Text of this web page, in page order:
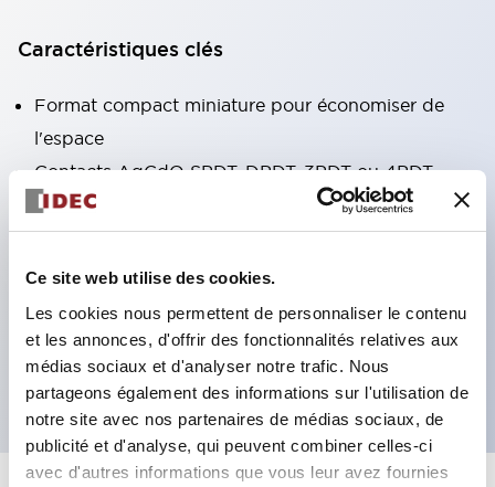
Ce site web utilise des cookies.
Les cookies nous permettent de personnaliser le contenu
et les annonces, d'offrir des fonctionnalités relatives aux
médias sociaux et d'analyser notre trafic. Nous
partageons également des informations sur l'utilisation de
notre site avec nos partenaires de médias sociaux, de
publicité et d'analyse, qui peuvent combiner celles-ci
avec d'autres informations que vous leur avez fournies
Caractéristiques clés
Format compact miniature pour économiser de
l'espace
Contacts AgCdO SPDT, DPDT, 3PDT ou 4PDT
Haute capacité de commutation (10A)
Choix de bornes enfichables ou de type PCB
Options comprenant un voyant lumineux et un
bouton de vérification
Options de montage incluant montage supérieur,
socle DIN ou socle de montage sur panneau